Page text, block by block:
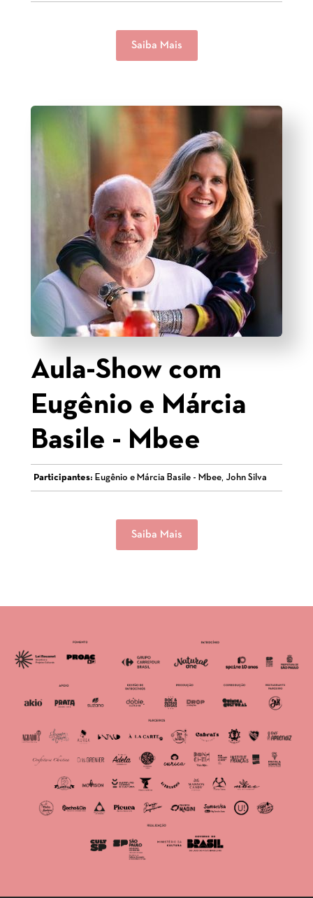
Saiba Mais
Aula-Show com
Eugênio e Márcia
Basile - Mbee
Participantes: Eugênio e Márcia Basile - Mbee, John Silva
Saiba Mais